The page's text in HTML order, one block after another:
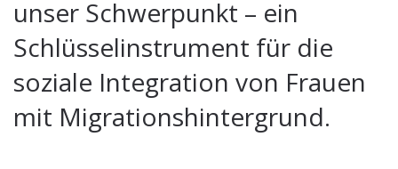
unser Schwerpunkt – ein
Schlüsselinstrument für die
soziale Integration von Frauen
mit Migrationshintergrund.